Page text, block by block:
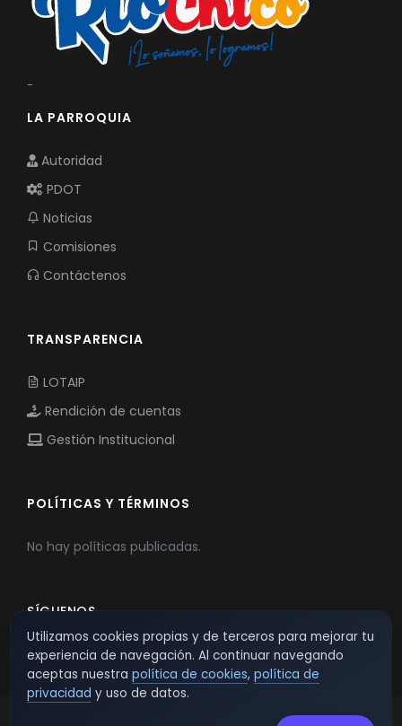
-
LA PARROQUIA
Autoridad
PDOT
Noticias
Comisiones
Contáctenos
TRANSPARENCIA
LOTAIP
Rendición de cuentas
Gestión Institucional
POLÍTICAS Y TÉRMINOS
No hay políticas publicadas.
SÍGUENOS
Utilizamos cookies propias y de terceros para mejorar tu
experiencia de navegación. Al continuar navegando
aceptas nuestra política de cookies, política de
privacidad y uso de datos.